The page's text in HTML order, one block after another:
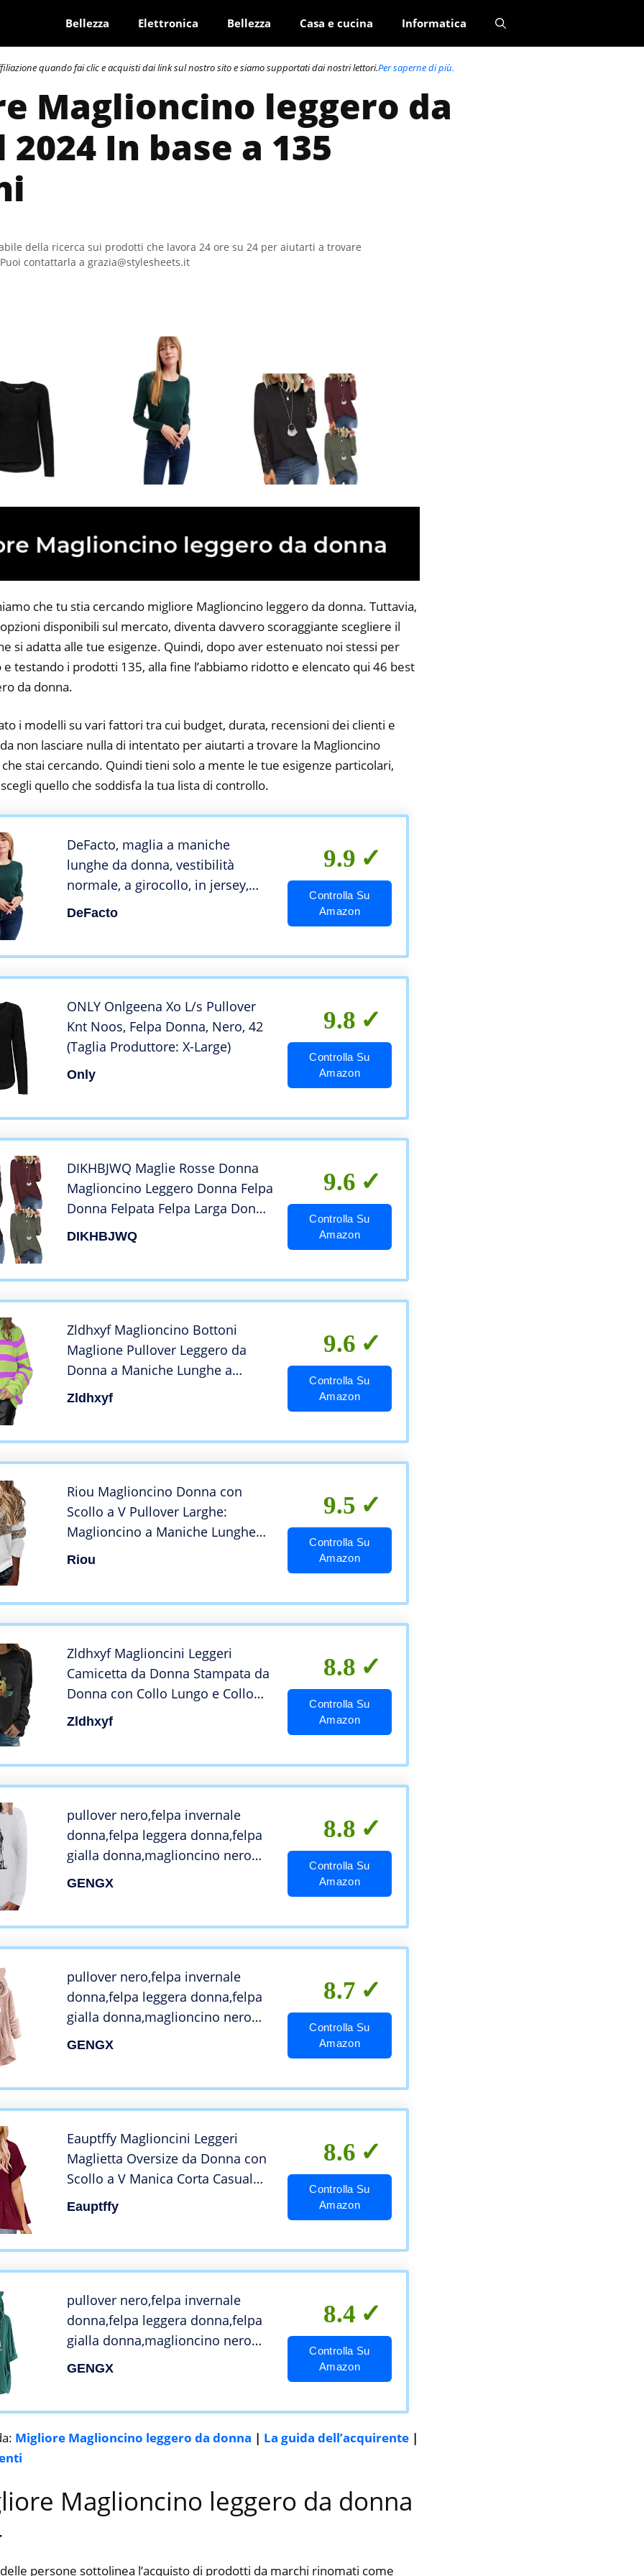
Bellezza Elettronica Bellezza Casa e cucina Informatica
quando fai clic e acquisti dai link sul nostro sito e siamo supportati dai nostri lettori.Per saperne di più.
Maglioncino leggero da
In base a 135
della ricerca sui prodotti che lavora 24 ore su 24 per aiutarti a trovare
contattarla a grazia@stylesheets.it
che tu stia cercando migliore Maglioncino leggero da donna. Tuttavia,
disponibili sul mercato, diventa davvero scoraggiante scegliere il
si adatta alle tue esigenze. Quindi, dopo aver estenuato noi stessi per
testando i prodotti 135, alla fine l’abbiamo ridotto e elencato qui 46 best
da donna.
i modelli su vari fattori tra cui budget, durata, recensioni dei clienti e
non lasciare nulla di intentato per aiutarti a trovare la Maglioncino
stai cercando. Quindi tieni solo a mente le tue esigenze particolari,
quello che soddisfa la tua lista di controllo.
DeFacto, maglia a maniche
lunghe da donna, vestibilità
normale, a girocollo, in jersey,
verde, XL
DeFacto
9.9
Controlla Su
Amazon
ONLY Onlgeena Xo L/s Pullover
Knt Noos, Felpa Donna, Nero, 42
(Taglia Produttore: X-Large)
Only
9.8
Controlla Su
Amazon
DIKHBJWQ Maglie Rosse Donna
Maglioncino Leggero Donna Felpa
Donna Felpata Felpa Larga Donna
Felpa Pile Donna con Zip (Green-
DIKHBJWQ
9.6
Controlla Su
Amazon
Zldhxyf Maglioncino Bottoni
Maglione Pullover Leggero da
Donna a Maniche Lunghe a
Blocchi di Colore a Righe Felpa E
Zldhxyf
9.6
Controlla Su
Amazon
Riou Maglioncino Donna con
Scollo a V Pullover Larghe:
Maglioncino a Maniche Lunghe
Morbido Autunno Inverno
Riou
9.5
Controlla Su
Amazon
Zldhxyf Maglioncini Leggeri
Camicetta da Donna Stampata da
Donna con Collo Lungo e Collo
Lungo con Maniche a Maniche
Lunghe in Maglione Creativo di
Zldhxyf
8.8
Controlla Su
Amazon
pullover nero,felpa invernale
donna,felpa leggera donna,felpa
gialla donna,maglioncino nero
donna,felpe outlet,felpa verde
GENGX
8.8
Controlla Su
Amazon
pullover nero,felpa invernale
donna,felpa leggera donna,felpa
gialla donna,maglioncino nero
donna,felpe outlet,felpa verde
GENGX
8.7
Controlla Su
Amazon
Eauptffy Maglioncini Leggeri
Maglietta Oversize da Donna con
Scollo a V Manica Corta Casual
Estivo Babydoll Allentato Top
Fluido Body Pizzo Rosso
Eauptffy
8.6
Controlla Su
Amazon
pullover nero,felpa invernale
donna,felpa leggera donna,felpa
gialla donna,maglioncino nero
donna,felpe outlet,felpa verde
GENGX
8.4
Controlla Su
Amazon
Migliore Maglioncino leggero da donna | La guida dell’acquirente |
Maglioncino leggero da donna
persone sottolinea l’acquisto di prodotti da marchi rinomati come